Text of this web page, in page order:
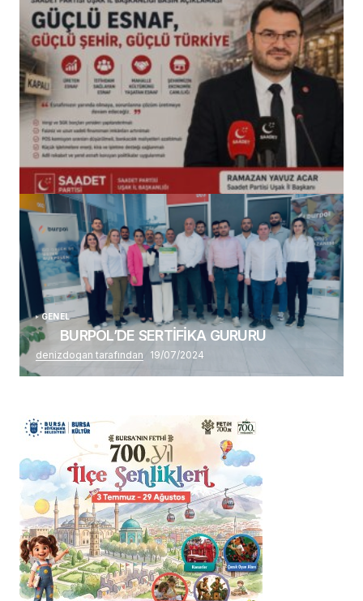
(başlıksız)
Alaattin Karahan tarafından 14/07/2026
GENEL
BURPOL’DE SERTİFİKA GURURU
denizdogan tarafından 19/07/2024